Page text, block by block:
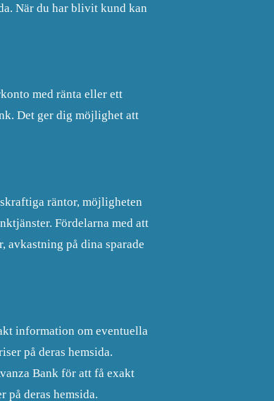
När du har blivit kund kan
med ränta eller ett
Det ger dig möjlighet att
räntor, möjligheten
Fördelarna med att
avkastning på dina sparade
information om eventuella
på deras hemsida.
Bank för att få exakt
deras hemsida.